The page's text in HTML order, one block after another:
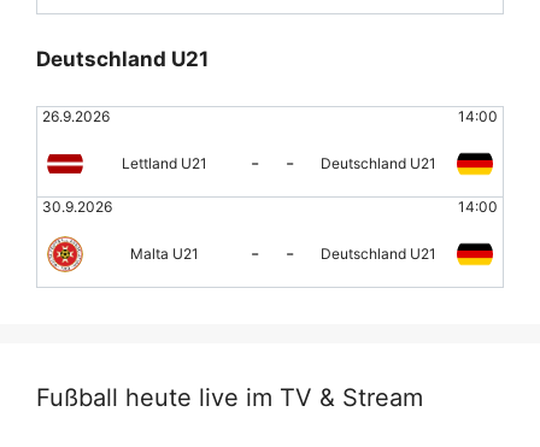
Deutschland U21
26.9.2026 14:00
Lettland U21 - - Deutschland U21
30.9.2026 14:00
Malta U21 - - Deutschland U21
Fußball heute live im TV & Stream